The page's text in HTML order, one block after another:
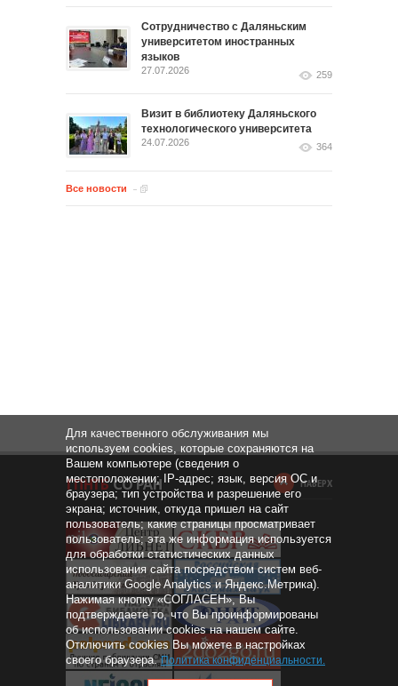
Сотрудничество с Даляньским
университетом иностранных
языков
27.07.2026 259
Визит в библиотеку Даляньского
технологического университета
24.07.2026 364
Все новости
НАВЕРХ
Для качественного обслуживания мы
используем cookies, которые сохраняются на
Вашем компьютере (сведения о
местоположении; IP-адрес; язык, версия ОС и
браузера; тип устройства и разрешение его
экрана; источник, откуда пришел на сайт
пользователь; какие страницы просматривает
пользователь; эта же информация используется
для обработки статистических данных
использования сайта посредством систем веб-
аналитики Google Analytics и Яндекс.Метрика).
Нажимая кнопку «СОГЛАСЕН», Вы
подтверждаете то, что Вы проинформированы
об использовании cookies на нашем сайте.
Отключить cookies Вы можете в настройках
своего браузера.Политика конфиденциальности.